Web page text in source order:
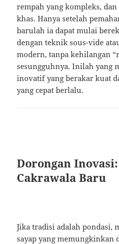
rempah yang kompleks,
khas. Hanya setelah
barulah ia dapat mulai
dengan teknik sous-vide
modern, tanpa kehilangan
sesungguhnya. Inilah yang
inovatif yang berakar kuat
yang cepat berlalu.
Dorongan
Cakrawala Baru
Jika tradisi adalah pondasi,
sayap yang